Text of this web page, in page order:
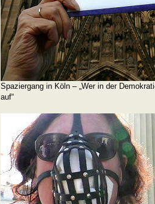
Spaziergang in Köln – „Wer in der
auf“